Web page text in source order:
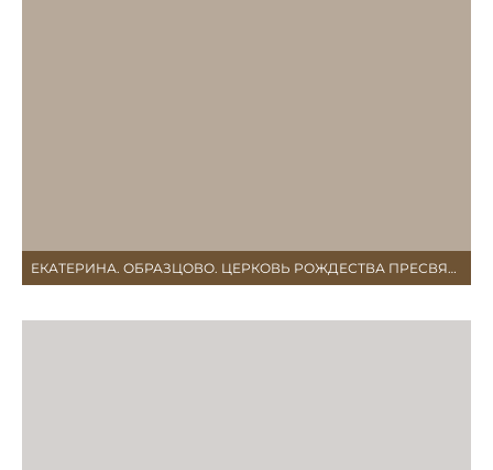
ЕКАТЕРИНА. ОБРАЗЦОВО. ЦЕРКОВЬ РОЖДЕСТВА ПРЕСВЯТОЙ БОГОРОДИЦЫ В ОБРАЗЦОВО